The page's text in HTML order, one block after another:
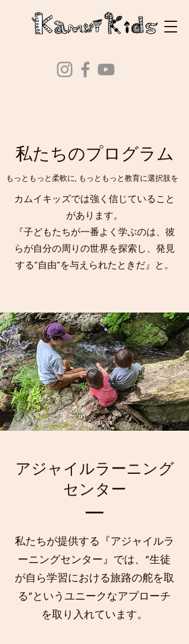
​私たちのプログラム
もっともっと柔軟に, もっともっと教育に選択肢を
カムイキッズでは強く信じていること
があります。
『子どもたちが一番よく学ぶのは、彼
らが自分の周りの世界を探索し、発見
する”自由”を与えられたときだ』と。
アジャイルラーニング
センター
私たちが提供する『アジャイルラ
ーニングセンター』では、”生徒
が自ら学習における旅路の舵を取
る”というユニークなアプローチ
を取り入れています。